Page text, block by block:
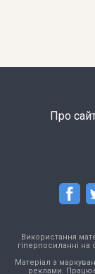
Про
Використання
гіперпосиланні на
Матеріал з
реклами.